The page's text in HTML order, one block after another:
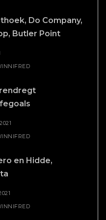
Do Company,
Butler Point
en Hidde,